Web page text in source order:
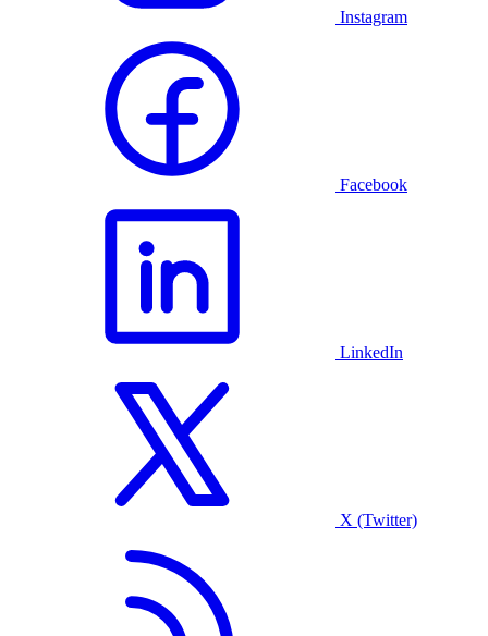
Instagram
Facebook
LinkedIn
X (Twitter)